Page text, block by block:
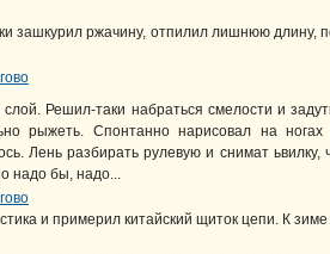
зашкурил ржачину, отпилил лишнюю длину,
Решил-таки набраться смелости и
рыжеть. Спонтанно нарисовал на ногах
Лень разбирать рулевую и снимат ьвилку,
надо бы, надо...
и примерил китайский щиток цепи. К зиме